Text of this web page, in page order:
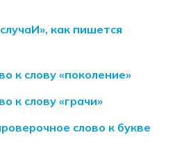
как пишется
к слову «поколение»
к слову «грачи»
слово к букве